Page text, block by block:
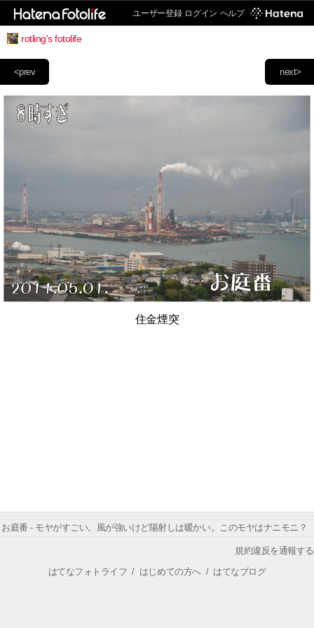
ユーザー登録 ログイン ヘルプ
rotling's fotolife
next>
<prev
住金煙突
お庭番 - モヤがすごい。風が強いけど陽射しは暖かい。このモヤはナニモニ？
規約違反を通報する
はてなフォトライフ / はじめての方へ/ はてなブログ